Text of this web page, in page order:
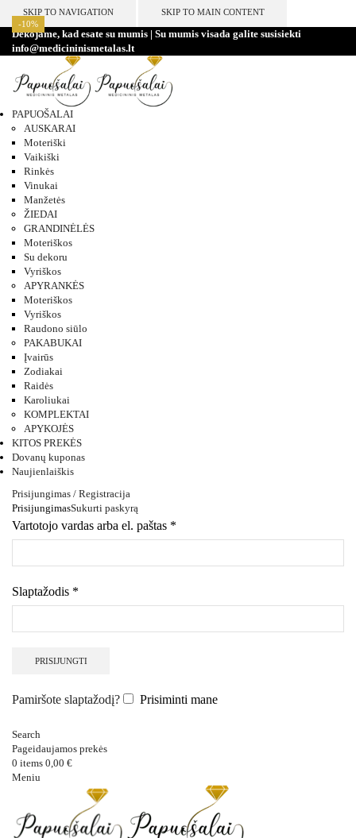
SKIP TO NAVIGATION SKIP TO MAIN CONTENT
Dėkojame, kad esate su mumis | Su mumis visada galite susisiekti
info@medicininismetalas.lt
PAPUOŠALAI
AUSKARAI
Moteriški
Vaikiški
Rinkės
Vinukai
Manžetės
ŽIEDAI
GRANDINĖLĖS
Moteriškos
Su dekoru
Vyriškos
APYRANKĖS
Moteriškos
Vyriškos
Raudono siūlo
PAKABUKAI
Įvairūs
Zodiakai
Raidės
Karoliukai
KOMPLEKTAI
APYKOJĖS
KITOS PREKĖS
Dovanų kuponas
Naujienlaiškis
Prisijungimas / Registracija
PrisijungimasSukurti paskyrą
Vartotojo vardas arba el. paštas *
Slaptažodis *
PRISIJUNGTI
Pamiršote slaptažodį? Prisiminti mane
Search
Pageidaujamos prekės
0 items 0,00 €
Meniu
-10%
-10%
-10%
-10%
-10%
-10%
-10%
-10%